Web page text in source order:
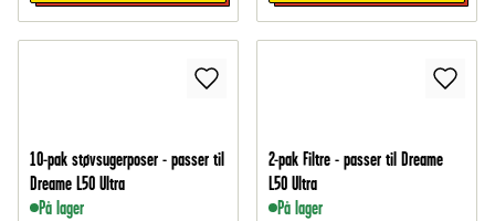
10-pak støvsugerposer - passer til
Dreame L50 Ultra
På lager
2-pak Filtre - passer til Dreame
L50 Ultra
På lager